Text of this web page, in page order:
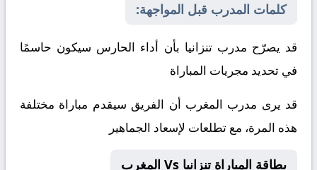
كلمات المدرب قبل المواجهة:
قد يصرّح مدرب تنزانيا بأن أداء الحارس سيكون حاسمًا
في تحديد مجريات المباراة
قد يرى مدرب المغرب أن الفريق سيقدم مباراة مختلفة
هذه المرة، مع تطلعات لإسعاد الجماهير
بطاقة المباراة تنزانيا Vs المغرب